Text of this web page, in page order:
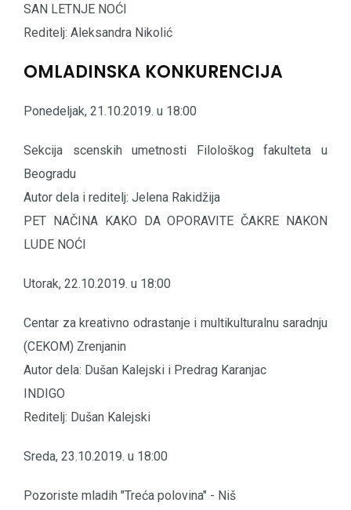
SAN LETNJE NOĆI
Reditelj: Aleksandra Nikolić
OMLADINSKA KONKURENCIJA
Ponedeljak, 21.10.2019. u 18:00
Sekcija scenskih umetnosti Filološkog fakulteta u
Beogradu
Autor dela i reditelj: Jelena Rakidžija
PET NAČINA KAKO DA OPORAVITE ČAKRE NAKON
LUDE NOĆI
Utorak, 22.10.2019. u 18:00
Centar za kreativno odrastanje i multikulturalnu saradnju
(CEKOM) Zrenjanin
Autor dela: Dušan Kalejski i Predrag Karanjac
INDIGO
Reditelj: Dušan Kalejski
Sreda, 23.10.2019. u 18:00
Pozoriste mladih "Treća polovina" - Niš